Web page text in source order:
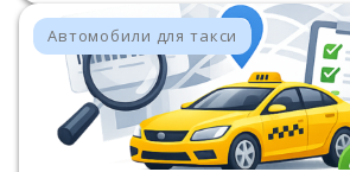
Автомобили для такси